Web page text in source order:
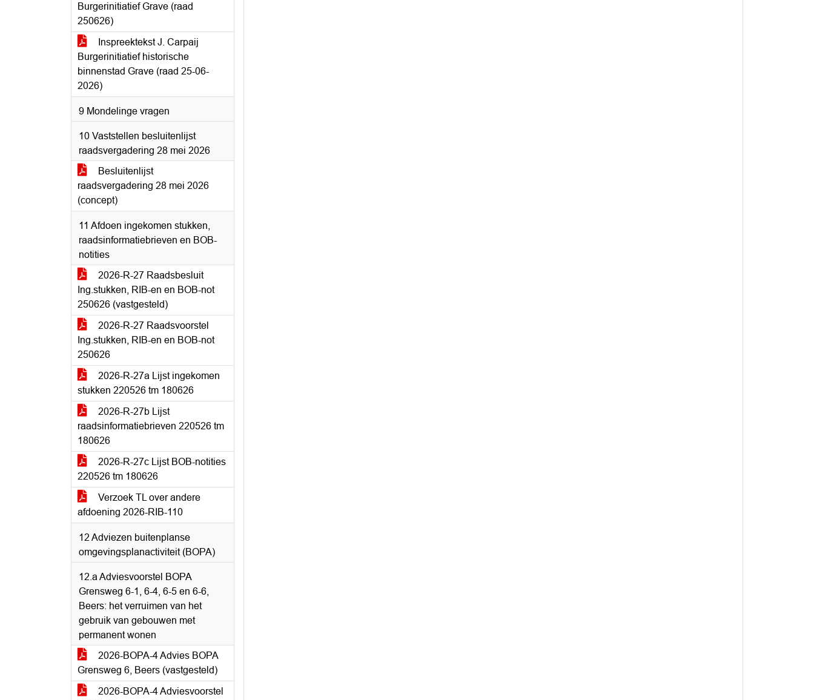
Burgerinitiatief Grave (raad
250626)
Inspreektekst J. Carpaij
Burgerinitiatief historische
binnenstad Grave (raad 25-06-
2026)
9 Mondelinge vragen
10 Vaststellen besluitenlijst
raadsvergadering 28 mei 2026
Besluitenlijst
raadsvergadering 28 mei 2026
(concept)
11 Afdoen ingekomen stukken,
raadsinformatiebrieven en BOB-
notities
2026-R-27 Raadsbesluit
Ing.stukken, RIB-en en BOB-not
250626 (vastgesteld)
2026-R-27 Raadsvoorstel
Ing.stukken, RIB-en en BOB-not
250626
2026-R-27a Lijst ingekomen
stukken 220526 tm 180626
2026-R-27b Lijst
raadsinformatiebrieven 220526 tm
180626
2026-R-27c Lijst BOB-notities
220526 tm 180626
Verzoek TL over andere
afdoening 2026-RIB-110
12 Adviezen buitenplanse
omgevingsplanactiviteit (BOPA)
12.a Adviesvoorstel BOPA
Grensweg 6-1, 6-4, 6-5 en 6-6,
Beers: het verruimen van het
gebruik van gebouwen met
permanent wonen
2026-BOPA-4 Advies BOPA
Grensweg 6, Beers (vastgesteld)
2026-BOPA-4 Adviesvoorstel